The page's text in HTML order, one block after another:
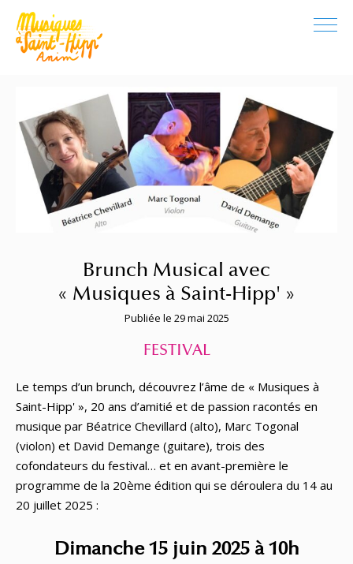
Brunch Musical avec
« Musiques à Saint-Hipp' »
Publiée le 29 mai 2025
FESTIVAL
Le temps d’un brunch, découvrez l’âme de « Musiques à
Saint-Hipp' », 20 ans d’amitié et de passion racontés en
musique par Béatrice Chevillard (alto), Marc Togonal
(violon) et David Demange (guitare), trois des
cofondateurs du festival… et en avant-première le
programme de la 20ème édition qui se déroulera du 14 au
20 juillet 2025 :
Dimanche 15 juin 2025 à 10h